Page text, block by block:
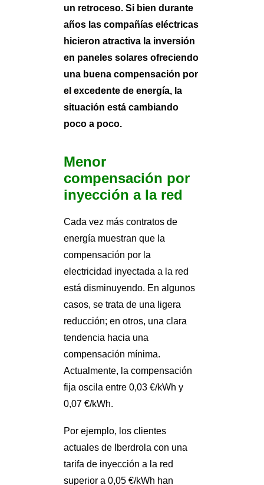
un retroceso. Si bien durante
años las compañías eléctricas
hicieron atractiva la inversión
en paneles solares ofreciendo
una buena compensación por
el excedente de energía, la
situación está cambiando
poco a poco.
Menor
compensación por
inyección a la red
Cada vez más contratos de
energía muestran que la
compensación por la
electricidad inyectada a la red
está disminuyendo. En algunos
casos, se trata de una ligera
reducción; en otros, una clara
tendencia hacia una
compensación mínima.
Actualmente, la compensación
fija oscila entre 0,03 €/kWh y
0,07 €/kWh.
Por ejemplo, los clientes
actuales de Iberdrola con una
tarifa de inyección a la red
superior a 0,05 €/kWh han